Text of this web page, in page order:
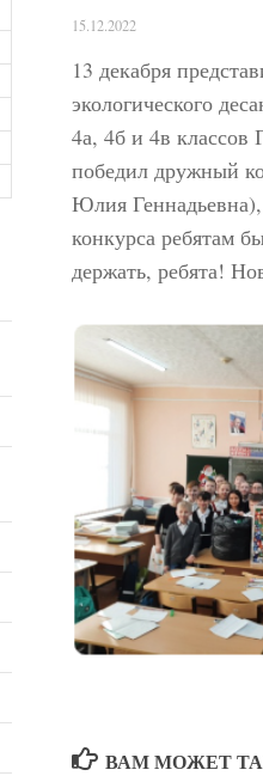
15.12.2022
13 декабря
экологического
4а, 4б и 4в
победил дружный
Юлия
конкурса ребятам
держать, ребята!
ВАМ МОЖЕТ